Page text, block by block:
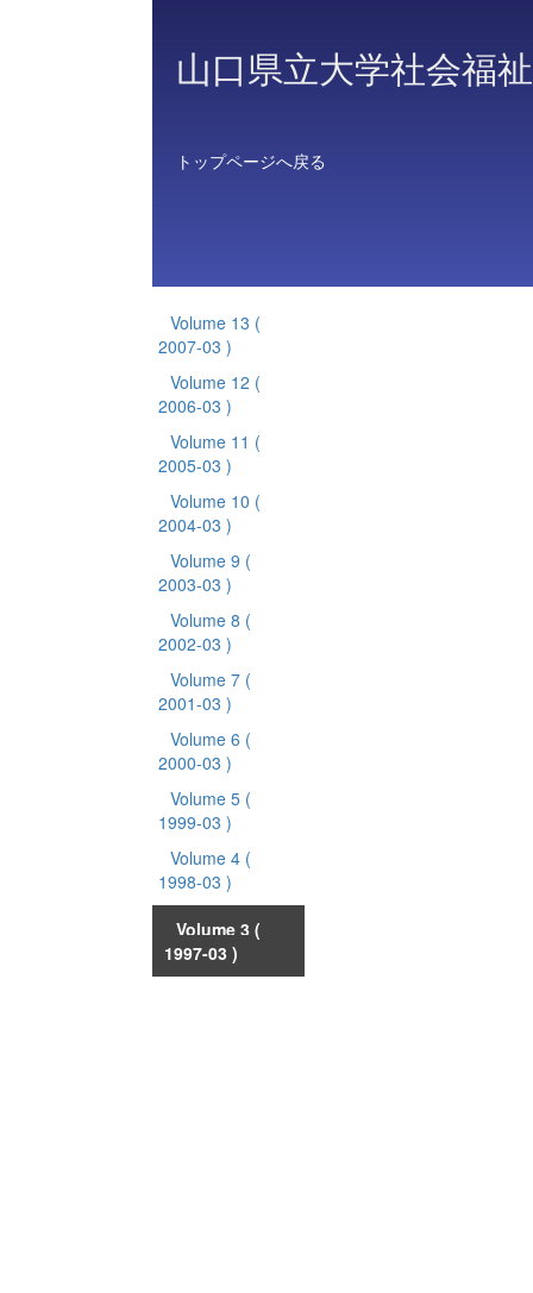
山口県立大学社会福
トップページへ戻る
Volume 13 (
2007-03 )
Volume 12 (
2006-03 )
Volume 11 (
2005-03 )
Volume 10 (
2004-03 )
Volume 9 (
2003-03 )
Volume 8 (
2002-03 )
Volume 7 (
2001-03 )
Volume 6 (
2000-03 )
Volume 5 (
1999-03 )
Volume 4 (
1998-03 )
Volume 3 (
1997-03 )